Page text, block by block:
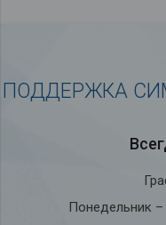
ПОДДЕРЖКА
Понедельник –